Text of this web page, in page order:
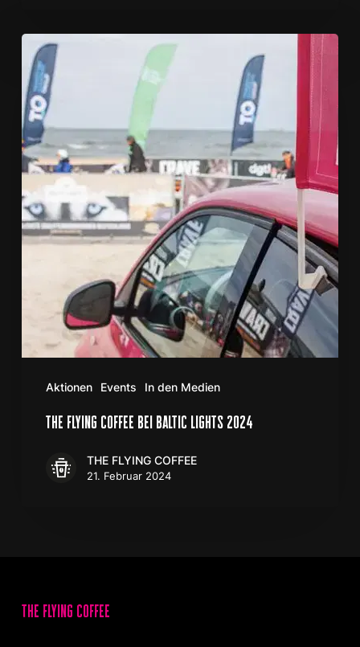
Aktionen Events In den Medien
THE
FLYING
COFFEE
bei
Baltic
Lights
2024
the flying coffee bei baltic lights 2024
THE FLYING COFFEE
21. Februar 2024
the flying coffee